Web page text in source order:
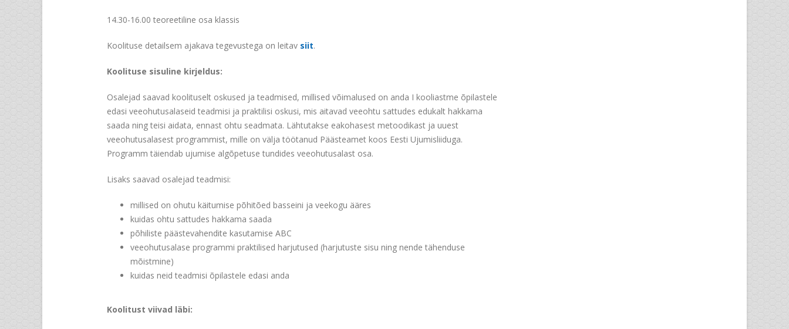
14.30-16.00 teoreetiline osa klassis
Koolituse detailsem ajakava tegevustega on leitav siit.
Koolituse sisuline kirjeldus:
Osalejad saavad koolituselt oskused ja teadmised, millised võimalused on anda I kooliastme õpilastele
edasi veeohutusalaseid teadmisi ja praktilisi oskusi, mis aitavad veeohtu sattudes edukalt hakkama
saada ning teisi aidata, ennast ohtu seadmata. Lähtutakse eakohasest metoodikast ja uuest
veeohutusalasest programmist, mille on välja töötanud Päästeamet koos Eesti Ujumisliiduga.
Programm täiendab ujumise algõpetuse tundides veeohutusalast osa.
Lisaks saavad osalejad teadmisi:
millised on ohutu käitumise põhitõed basseini ja veekogu ääres
kuidas ohtu sattudes hakkama saada
põhiliste päästevahendite kasutamise ABC
veeohutusalase programmi praktilised harjutused (harjutuste sisu ning nende tähenduse
mõistmine)
kuidas neid teadmisi õpilastele edasi anda
Koolitust viivad läbi: